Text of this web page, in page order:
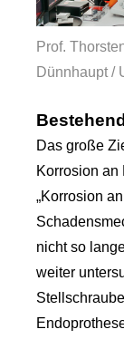
Prof.
Dünnhaupt /
Das große
Korrosion an
„Korrosion
nicht so
weiter